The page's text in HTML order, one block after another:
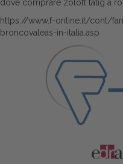
dove comprare zoloft tatig a
https://www.f-online.it/cont/
broncovaleas-in-italia.asp